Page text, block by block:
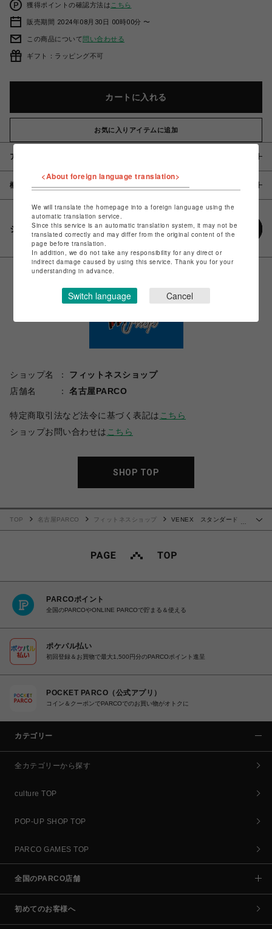
獲得ポイントの確認方法は こちら
販売期間 2024年08月30日 00時00分 〜
この商品について問い合わせる
ギフト：ラッピング不可
カートに入れる
お気に入りアイテムに追加
アイテム説明 / 素材
概要
シェアする
ショップ名
フィットネスショップ
店舗名
名古屋PARCO
特定商取引法など法令に基づく表記は こちら
ショップお問い合わせは こちら
SHOP TOP
TOP 名古屋PARCO フィットネスショップ
VENEX スタンダードド
PARCOポイント
全国のPARCOやONLINE PARCOで貯まる＆使える
ポケパル払い
初回登録＆お買物で最大1,500円分のPARCOポイント進呈
POCKET PARCO（公式アプリ）
コイン＆クーポンでPARCOでのお買い物がオトクに
カテゴリー
全カテゴリーから探す
culture TOP
POP-UP SHOP TOP
PARCO GAMES TOP
全国のPARCO店舗
初めてのお客様へ
<About foreign language translation>
We will translate the homepage into a foreign language using the
automatic translation service.
Since this service is an automatic translation system, it may not be
translated correctly and may differ from the original content of the
page before translation.
In addition, we do not take any responsibility for any direct or
indirect damage caused by using this service. Thank you for your
understanding in advance.
Switch language Cancel